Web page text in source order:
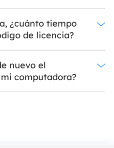
¿cuánto tiempo
de licencia?
nuevo el
computadora?